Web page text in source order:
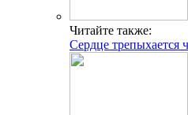
Читайте также:
Сердце трепыхается